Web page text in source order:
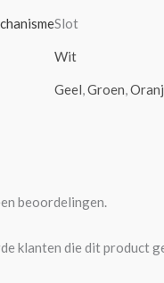
Slot
Wit
Geel,Groen,
beoordelingen.
klanten die dit product